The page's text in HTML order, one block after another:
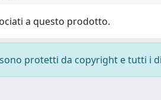
a questo prodotto.
protetti da copyright e tutti i